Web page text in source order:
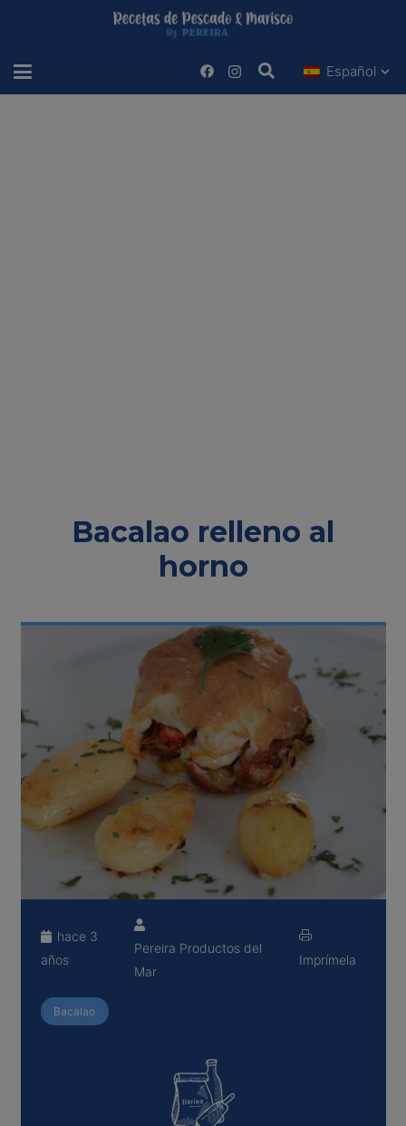
Español
Bacalao relleno al
horno
hace 3
años
Pereira Productos del
Mar
Imprímela
Bacalao